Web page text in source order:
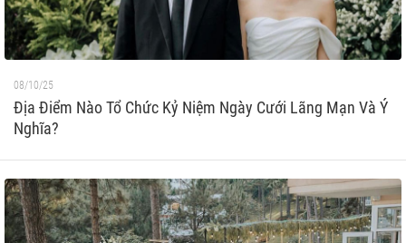
08/10/25
Địa Điểm Nào Tổ Chức Kỷ Niệm Ngày Cưới Lãng Mạn Và Ý
Nghĩa?